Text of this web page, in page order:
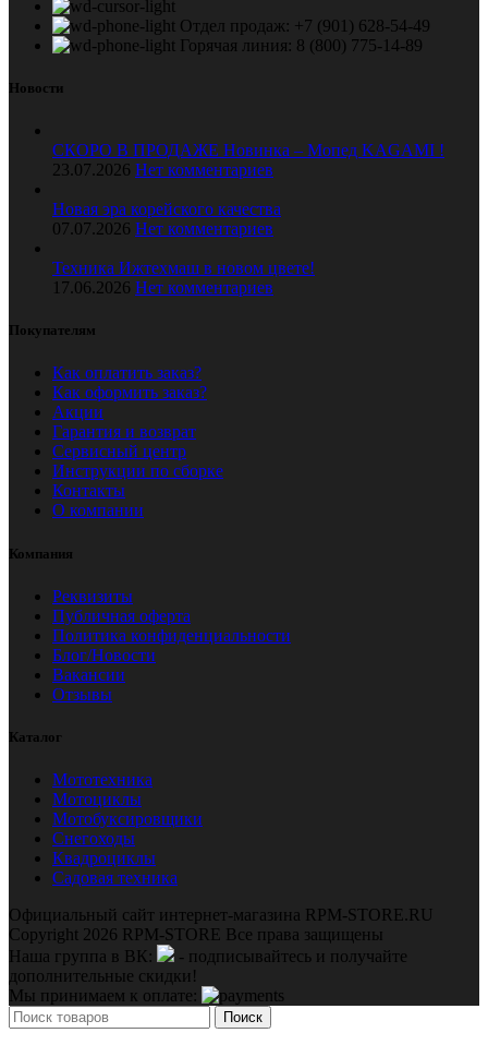
Отдел продаж: +7 (901) 628-54-49
Горячая линия: 8 (800) 775-14-89
Новости
СКОРО В ПРОДАЖЕ Новинка – Мопед KAGAMI !
23.07.2026 Нет комментариев
Новая эра корейского качества
07.07.2026 Нет комментариев
Техника Ижтехмаш в новом цвете!
17.06.2026 Нет комментариев
Покупателям
Как оплатить заказ?
Как оформить заказ?
Акции
Гарантия и возврат
Сервисный центр
Инструкции по сборке
Контакты
О компании
Компания
Реквизиты
Публичная оферта
Политика конфиденциальности
Блог/Новости
Вакансии
Отзывы
Каталог
Мототехника
Мотоциклы
Мотобуксировщики
Снегоходы
Квадроциклы
Садовая техника
Официальный сайт интернет-магазина RPM-STORE.RU
Copyright 2026 RPM-STORE Все права защищены
Наша группа в ВК:
- подписывайтесь и получайте
дополнительные скидки!
Мы принимаем к оплате:
Поиск